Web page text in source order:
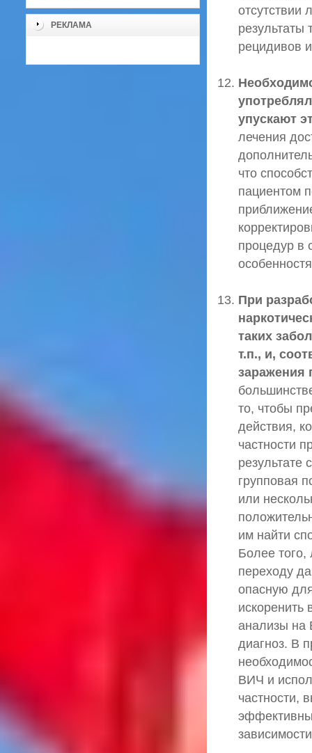
РЕКЛАМА
отсутствии
результаты
рецидивов
упускают
лечения
что
пациентом
процедур в
При
таких
т.п., и,
заражения
то, чтобы
действия,
частности
результате
групповая
или
им найти
Более того,
переходу
опасную
искоренить
анализы на
диагноз. В
ВИЧ и
частности,